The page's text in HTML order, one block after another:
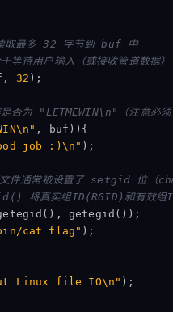
最多 32 字节到 buf 中
待用户输入（或接收管道数据）
, 32 );
为 "LETMEWIN\n"（注意必须
\n " , buf )){
job :) \n " );
件通常被设置了 setgid 位（
将真实组ID(RGID)和有效组
(), getegid ());
cat flag" );
Linux file IO\n " );